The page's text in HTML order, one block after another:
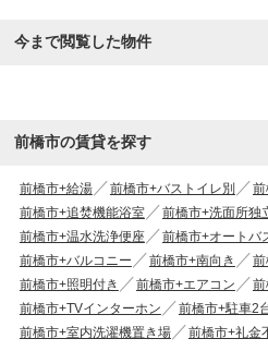
今まで閲覧した物件
前橋市の賃貸を探す
前橋市+給湯 前橋市+バストイレ別
前
前橋市+追焚機能浴室
前橋市+洗面所独
前橋市+温水洗浄便座
前橋市+オートバ
前橋市+バルコニー
前橋市+南向き
前橋市+照明付き
前橋市+エアコン
前橋市+TVインターホン
前橋市+駐車2
前橋市+室内洗濯機置き場
前橋市+礼金